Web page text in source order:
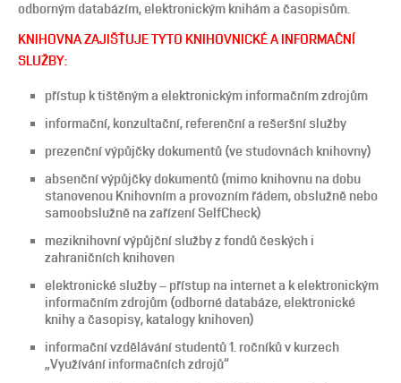
odborným databázím, elektronickým knihám a časopisům.
KNIHOVNA ZAJIŠŤUJE TYTO KNIHOVNICKÉ A INFORMAČNÍ
SLUŽBY:
přístup k tištěným a elektronickým informačním zdrojům
informační, konzultační, referenční a rešeršní služby
prezenční výpůjčky dokumentů (ve studovnách knihovny)
absenční výpůjčky dokumentů (mimo knihovnu na dobu
stanovenou Knihovním a provozním řádem, obslužně nebo
samoobslužně na zařízení SelfCheck)
meziknihovní výpůjční služby z fondů českých i
zahraničních knihoven
elektronické služby – přístup na internet a k elektronickým
informačním zdrojům (odborné databáze, elektronické
knihy a časopisy, katalogy knihoven)
informační vzdělávání studentů 1. ročníků v kurzech
„Využívání informačních zdrojů“